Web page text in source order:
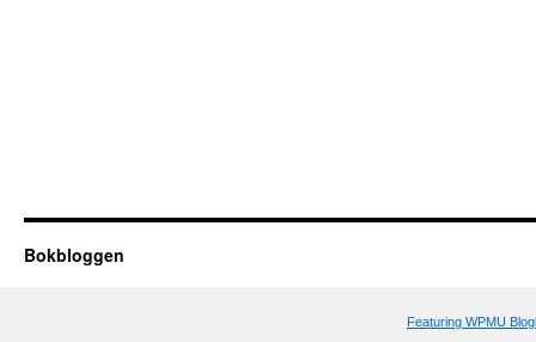
Bokbloggen
Featuring WPMU